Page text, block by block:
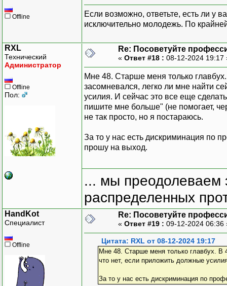
Offline
Если возможно, ответьте, есть ли у
исключительно молодежь. По
RXL
Технический
Администратор
Offline
Пол:
Re: Посоветуйте
« Ответ #18 : 08-12-2024
Мне 48. Старше меня только
засомневался, легко ли мне найти
усилия. И сейчас это все еще
пишите мне больше" (не помогает,
не так просто, но я постараюсь.
За то у нас есть дискриминация по
прошу на выход.
... мы преодолеваем
распределенных
HandKot
Специалист
Offline
Re: Посоветуйте
« Ответ #19 : 09-12-2024
Цитата: RXL от 08-12-2024 19:17
Мне 48. Старше меня только главбух. В
что нет, если приложить должные
За то у нас есть дискриминация по